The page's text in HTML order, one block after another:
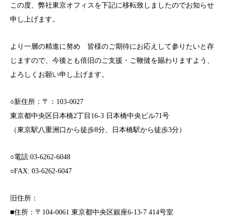
この度、弊社東京オフィスを下記に移転致しましたのでお知らせ
申し上げます。
より一層の精進に努め 皆様のご期待にお応えして参りたいと存
じますので、今後とも倍旧のご支援・ご鞭撻を賜わりますよう、
よろしくお願い申し上げます。
○新住所：〒：103-0027
東京都中央区日本橋2丁目16-3 日本橋中央ビル71号
（東京駅八重洲口から徒歩8分、日本橋駅から徒歩3分）
○電話:03-6262-6048
○FAX: 03-6262-6047
旧住所：
■住所：〒104-0061 東京都中央区銀座6-13-7 414号室